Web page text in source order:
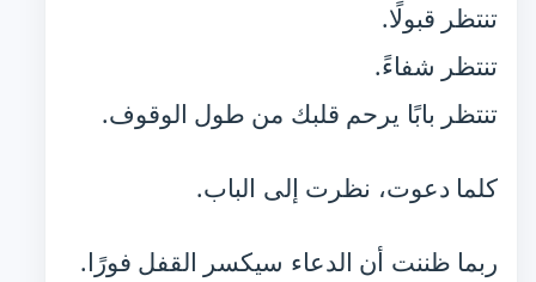
تنتظر قبولًا.
تنتظر شفاءً.
تنتظر بابًا يرحم قلبك من طول الوقوف.
كلما دعوت، نظرت إلى الباب.
ربما ظننت أن الدعاء سيكسر القفل فورًا.